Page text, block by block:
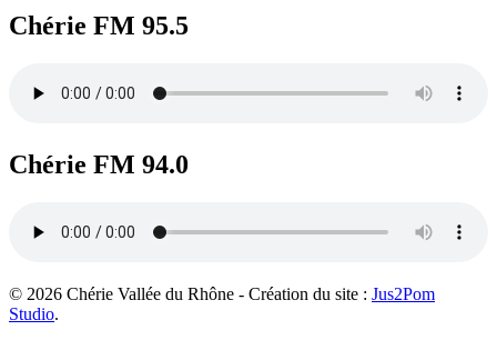
Chérie FM 95.5
Chérie FM 94.0
© 2026 Chérie Vallée du Rhône - Création du site : Jus2Pom
Studio.